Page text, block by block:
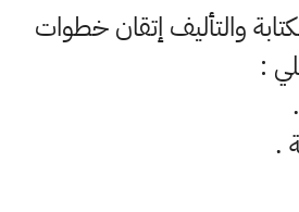
والتأليف إتقان خطوات
: